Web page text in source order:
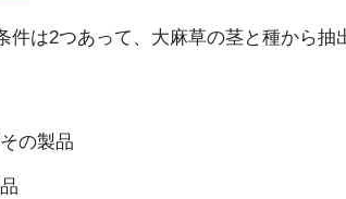
件は2つあって、大麻草の茎と種から抽
の製品